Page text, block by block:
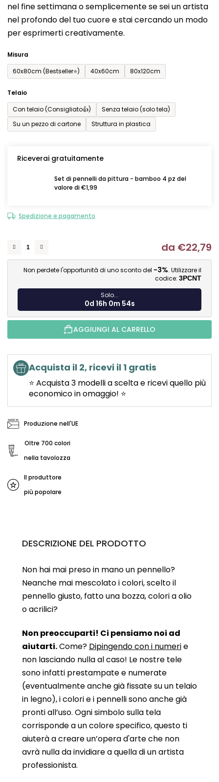
nel fine settimana o semplicemente se sei un artista
nel profondo del tuo cuore e stai cercando un modo
per esprimerti creativamente.
Misura
60x80cm (Bestseller⭐)
40x60cm 80x120cm
Telaio
Con telaio (Consigliato👍)
Senza telaio (solo tela)
Su un pezzo di cartone
Struttura in plastica
Riceverai gratuitamente
Set di pennelli da pittura - bamboo 4 pz del
valore di €1,99
Spedizione e pagamento
da €22,79
Non perdete l'opportunità di uno sconto del -3%. Utilizzare il
codice: 3PCNT
Solo...
0d 16h 0m 53s
AGGIUNGI AL CARRELLO
Acquista il 2, ricevi il 1 gratis
⭐ Acquista 3 modelli a scelta e ricevi quello più
economico in omaggio! ⭐
Produzione nell'UE
Oltre 700 colori
nella tavolozza
Il produttore
più popolare
DESCRIZIONE DEL PRODOTTO
Non hai mai preso in mano un pennello?
Neanche mai mescolato i colori, scelto il
pennello giusto, fatto una bozza, colori a olio
o acrilici?
Non preoccuparti! Ci pensiamo noi ad
aiutarti.Come? Dipingendo con i numerie
non lasciando nulla al caso! Le nostre tele
sono infatti prestampate e numerate
(eventualmente anche già fissate su un telaio
in legno), i colori e i pennelli sono anche già
pronti all’uso. Ogni simbolo sulla tela
corrisponde a un colore specifico, questo ti
aiuterà a creare un’opera d'arte che non
avrà nulla da invidiare a quella di un artista
professionista.